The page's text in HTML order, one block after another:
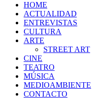
HOME
ACTUALIDAD
ENTREVISTAS
CULTURA
ARTE
STREET ART
CINE
TEATRO
MÚSICA
MEDIOAMBIENTE
CONTACTO